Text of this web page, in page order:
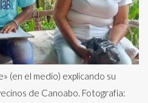
(en el medio) explicando su
de Canoabo. Fotografía: